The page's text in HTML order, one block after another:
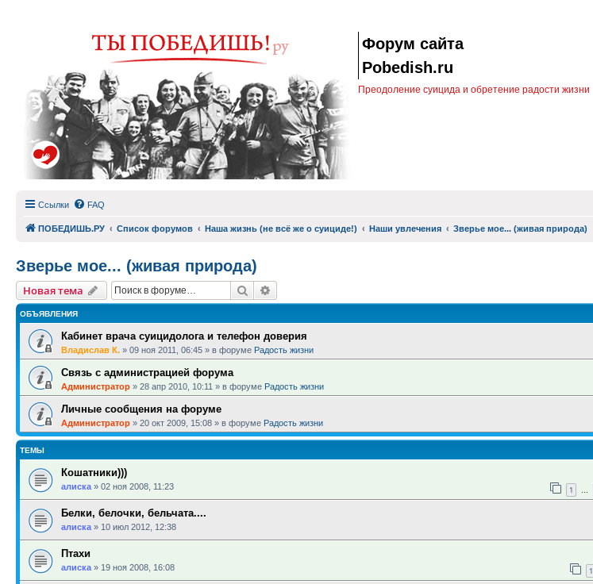
Форум сайта
Pobedish.ru
Преодоление суицида и обретение радости жизни
Ссылки FAQ
ПОБЕДИШЬ.РУ Список форумов Наша жизнь (не всё же о суициде!) Наши увлечения Зверье мое... (живая природа)
Зверье мое... (живая природа)
Новая тема Поиск
ОБЪЯВЛЕНИЯ
Кабинет врача суицидолога и телефон доверия
Владислав К. » 09 ноя 2011, 06:45 » в форуме Радость жизни
Связь с администрацией форума
Администратор » 28 апр 2010, 10:11 » в форуме Радость жизни
Личные сообщения на форуме
Администратор » 20 окт 2009, 15:08 » в форуме Радость жизни
ТЕМЫ
Кошатники)))
алиска » 02 ноя 2008, 11:23 1 …
Белки, белочки, бельчата....
алиска » 10 июл 2012, 12:38
Птахи
алиска » 19 ноя 2008, 16:08 1